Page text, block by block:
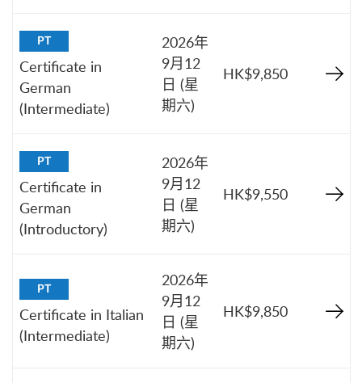
PT
Certificate in
German
(Intermediate)
2026年
9月12
日 (星
期六)
HK$9,850
PT
Certificate in
German
(Introductory)
2026年
9月12
日 (星
期六)
HK$9,550
PT
Certificate in Italian
(Intermediate)
2026年
9月12
日 (星
期六)
HK$9,850